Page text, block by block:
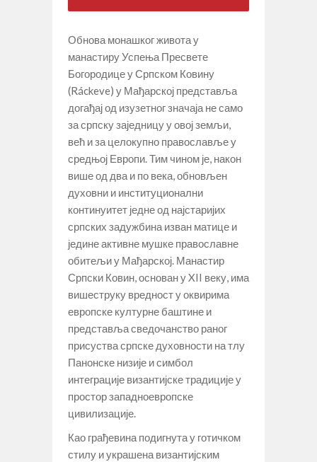
Обнова монашког живота у
манастиру Успења Пресвете
Богородице у Српском Ковину
(Ráckeve) у Мађарској представља
догађај од изузетног значаја не само
за српску заједницу у овој земљи,
већ и за целокупно православље у
средњој Европи. Тим чином је, након
више од два и по века, обновљен
духовни и институционални
континуитет једне од најстаријих
српских задужбина изван матице и
једине активне мушке православне
обитељи у Мађарској. Манастир
Српски Ковин, основан у XII веку, има
вишеструку вредност у оквирима
европске културне баштине и
представља сведочанство раног
присуства српске духовности на тлу
Панонске низије и симбол
интеграције византијске традиције у
простор западноевропске
цивилизације.
Као грађевина подигнута у готичком
стилу и украшена византијским